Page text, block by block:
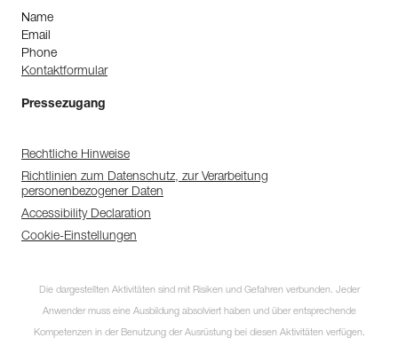
Name
Email
Phone
Kontaktformular
Pressezugang
Rechtliche Hinweise
Richtlinien zum Datenschutz, zur Verarbeitung
personenbezogener Daten
Accessibility Declaration
Cookie-Einstellungen
Die dargestellten Aktivitäten sind mit Risiken und Gefahren verbunden. Jeder
Anwender muss eine Ausbildung absolviert haben und über entsprechende
Kompetenzen in der Benutzung der Ausrüstung bei diesen Aktivitäten verfügen.